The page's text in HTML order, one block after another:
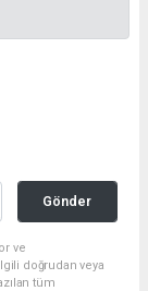
Gönder
ve
doğrudan veya
tüm